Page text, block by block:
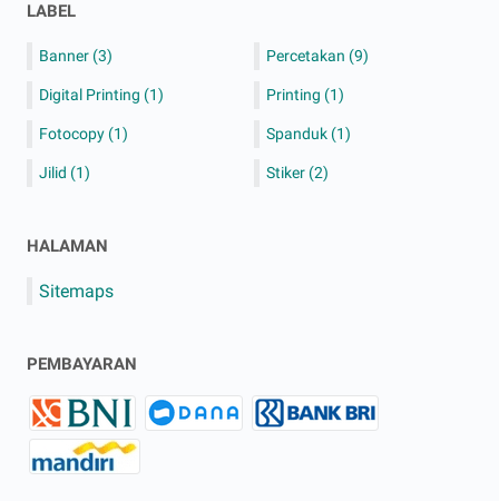
LABEL
Banner (3)
Digital Printing (1)
Fotocopy (1)
Jilid (1)
Percetakan (9)
Printing (1)
Spanduk (1)
Stiker (2)
HALAMAN
Sitemaps
PEMBAYARAN